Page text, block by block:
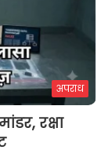
अपराध
रक्षा